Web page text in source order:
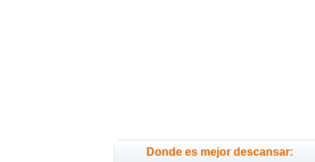
Donde es mejor descansar: